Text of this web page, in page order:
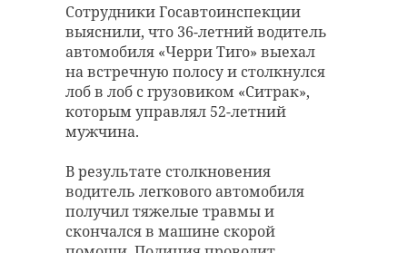
Сотрудники Госавтоинспекции
выяснили, что 36-летний водитель
автомобиля «Черри Тиго» выехал
на встречную полосу и столкнулся
лоб в лоб с грузовиком «Ситрак»,
которым управлял 52-летний
мужчина.
В результате столкновения
водитель легкового автомобиля
получил тяжелые травмы и
скончался в машине скорой
Благодаря патрулю пользователи
смогут избежать штрафов за
парковку в неположенном месте
(500 рублей) и за езду вдвоём (3000
рублей).
самокатчик патруль
военкомат на улице Сизова.
Злоумышленник попал в поле
зрения камеры наблюдения.
На кадрах видно, как пожилой
человек с жёлтым пакетом
медленно подошёл ко входу,
поджёг бутылку и бросил её в
дверь. Огонь не распространился
дальше бетонных ступеней.
Предполагаемого поджигателя